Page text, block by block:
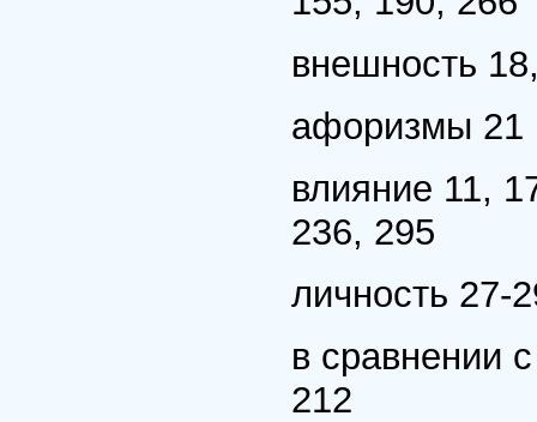
внешность
афоризмы 21
влияние 11,
236, 295
личность 27-
в сравнении
212